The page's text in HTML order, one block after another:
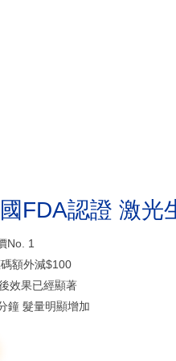
FDA認證 激光
No. 1
額外減$100
效果已經顯著
鐘 髮量明顯增加